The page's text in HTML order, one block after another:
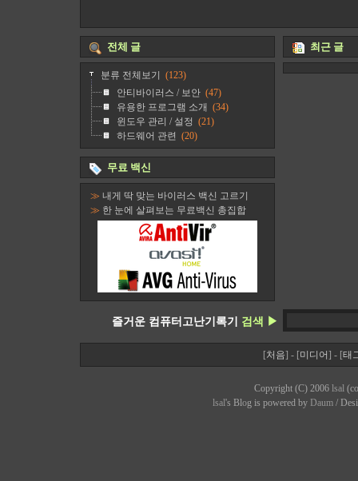
전체 글
분류 전체보기
(123)
안티바이러스 / 보안 (47)
유용한 프로그램 소개 (34)
윈도우 관리 / 설정 (21)
하드웨어 관련 (20)
무료 백신
≫ 내게 딱 맞는 바이러스 백신 고르기
≫ 한 눈에 살펴보는 무료백신 총집합
최근 글
즐거운 컴퓨터고난기록기 검색 ▶
[처음] - [미디어] - [태
Copyright (C) 2006 lsal
lsal's Blog is powered by Daum/